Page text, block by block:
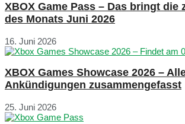
XBOX Game Pass – Das bringt die
des Monats Juni 2026
16. Juni 2026
XBOX Games Showcase 2026 –
Ankündigungen zusammengefasst
25. Juni 2026